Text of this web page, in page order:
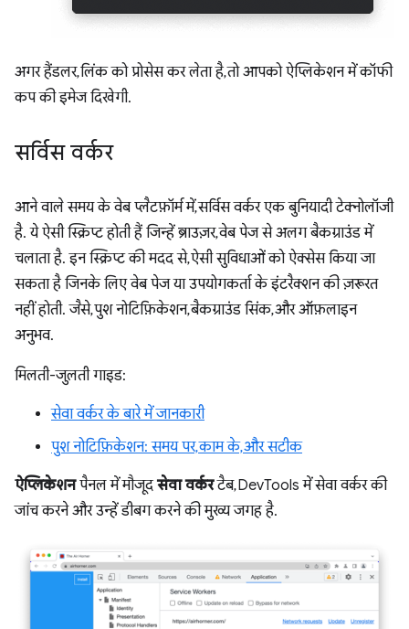
अगर हैंडलर, लिंक को प्रोसेस कर लेता है, तो आपको ऐप्लिकेशन में कॉफी
कप की इमेज दिखेगी.
सर्विस वर्कर
आने वाले समय के वेब प्लैटफ़ॉर्म में, सर्विस वर्कर एक बुनियादी टेक्नोलॉजी
है. ये ऐसी स्क्रिप्ट होती हैं जिन्हें ब्राउज़र, वेब पेज से अलग बैकग्राउंड में
चलाता है. इन स्क्रिप्ट की मदद से, ऐसी सुविधाओं को ऐक्सेस किया जा
सकता है जिनके लिए वेब पेज या उपयोगकर्ता के इंटरैक्शन की ज़रूरत
नहीं होती. जैसे, पुश नोटिफ़िकेशन, बैकग्राउंड सिंक, और ऑफ़लाइन
अनुभव.
मिलती-जुलती गाइड:
सेवा वर्कर के बारे में जानकारी
पुश नोटिफ़िकेशन: समय पर, काम के, और सटीक
ऐप्लिकेशनपैनल में मौजूद सेवा वर्करटैब, DevTools में सेवा वर्कर की
जांच करने और उन्हें डीबग करने की मुख्य जगह है.